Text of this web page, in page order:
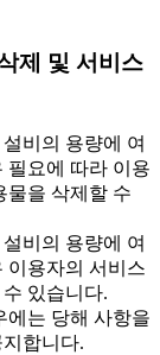
제 및 서비스
비의 용량에 여
필요에 따라 이용
물을 삭제할 수
비의 용량에 여
이용자의 서비스
있습니다.
는 당해 사항을
합니다.